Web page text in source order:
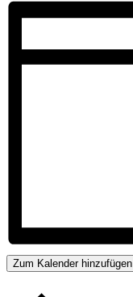
Zum Kalender hinzufügen